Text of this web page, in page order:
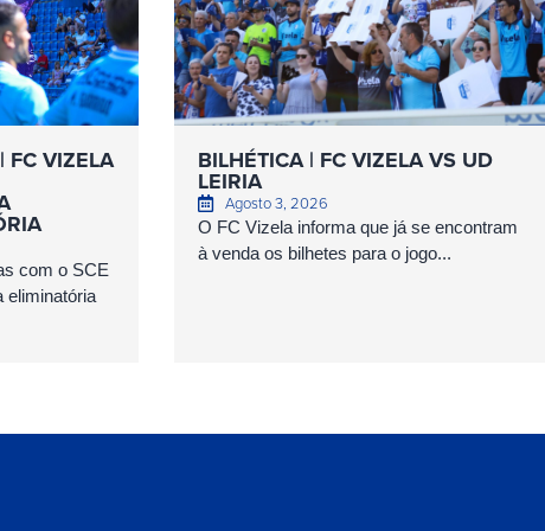
FC VIZELA
com o SCE
eliminatória
BILHÉTICA | FC VIZELA VS UD
LEIRIA
Agosto 3, 2026
O FC Vizela informa que já se encontram
à venda os bilhetes para o jogo...